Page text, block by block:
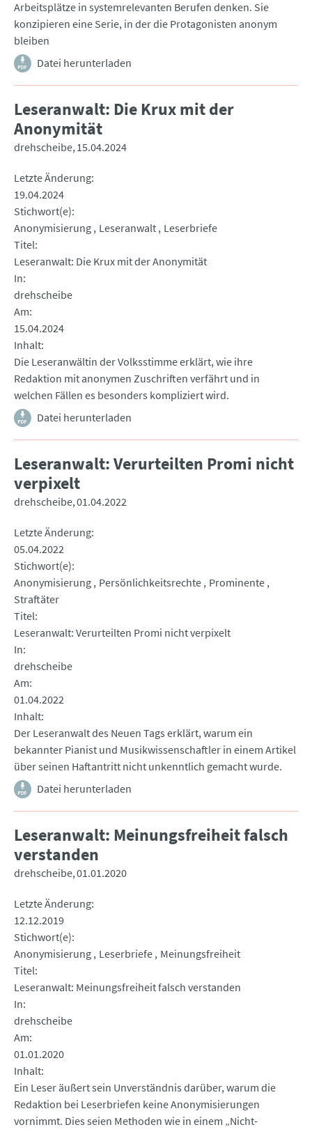
Arbeitsplätze in systemrelevanten Berufen denken. Sie
konzipieren eine Serie, in der die Protagonisten anonym
bleiben
Datei herunterladen
Leseranwalt: Die Krux mit der
Anonymität
drehscheibe 15.04.2024
Letzte Änderung
19.04.2024
Stichwort(e)
Anonymisierung Leseranwalt Leserbriefe
Titel
Leseranwalt: Die Krux mit der Anonymität
In
drehscheibe
Am
15.04.2024
Inhalt
Die Leseranwältin der Volksstimme erklärt, wie ihre
Redaktion mit anonymen Zuschriften verfährt und in
welchen Fällen es besonders kompliziert wird.
Datei herunterladen
Leseranwalt: Verurteilten Promi nicht
verpixelt
drehscheibe 01.04.2022
Letzte Änderung
05.04.2022
Stichwort(e)
Anonymisierung Persönlichkeitsrechte Prominente
Straftäter
Titel
Leseranwalt: Verurteilten Promi nicht verpixelt
In
drehscheibe
Am
01.04.2022
Inhalt
Der Leseranwalt des Neuen Tags erklärt, warum ein
bekannter Pianist und Musikwissenschaftler in einem Artikel
über seinen Haftantritt nicht unkenntlich gemacht wurde.
Datei herunterladen
Leseranwalt: Meinungsfreiheit falsch
verstanden
drehscheibe 01.01.2020
Letzte Änderung
12.12.2019
Stichwort(e)
Anonymisierung Leserbriefe Meinungsfreiheit
Titel
Leseranwalt: Meinungsfreiheit falsch verstanden
In
drehscheibe
Am
01.01.2020
Inhalt
Ein Leser äußert sein Unverständnis darüber, warum die
Redaktion bei Leserbriefen keine Anonymisierungen
vornimmt. Dies seien Methoden wie in einem „Nicht-